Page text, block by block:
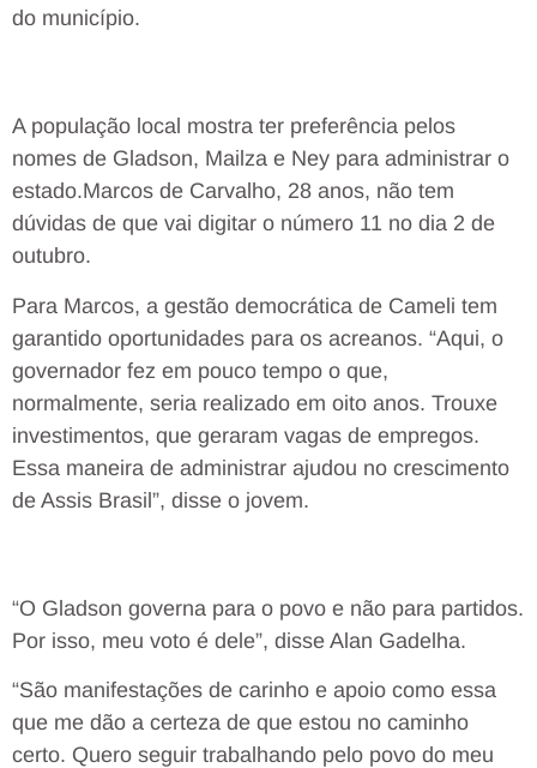
do município.
A população local mostra ter preferência pelos
nomes de Gladson, Mailza e Ney para administrar o
estado.Marcos de Carvalho, 28 anos, não tem
dúvidas de que vai digitar o número 11 no dia 2 de
outubro.
Para Marcos, a gestão democrática de Cameli tem
garantido oportunidades para os acreanos. “Aqui, o
governador fez em pouco tempo o que,
normalmente, seria realizado em oito anos. Trouxe
investimentos, que geraram vagas de empregos.
Essa maneira de administrar ajudou no crescimento
de Assis Brasil”, disse o jovem.
“O Gladson governa para o povo e não para partidos.
Por isso, meu voto é dele”, disse Alan Gadelha.
“São manifestações de carinho e apoio como essa
que me dão a certeza de que estou no caminho
certo. Quero seguir trabalhando pelo povo do meu